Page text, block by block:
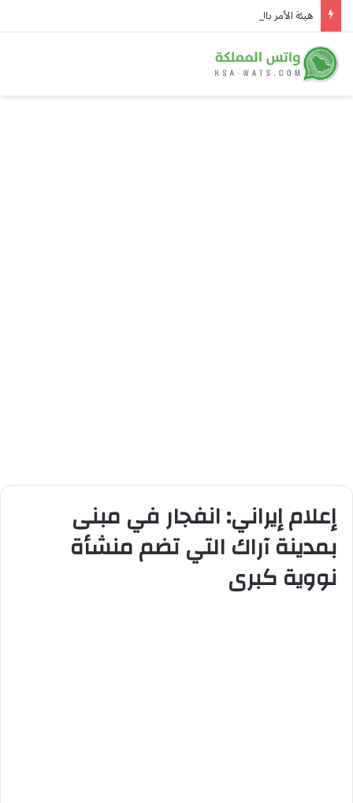
إعلام إيراني: انفجار في مبنى
بمدينة آراك التي تضم منشأة
نووية كبرى